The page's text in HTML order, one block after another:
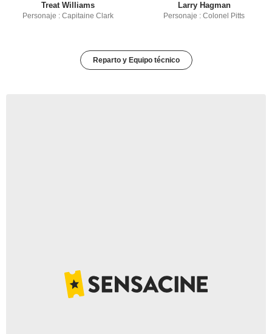
Treat Williams
Personaje : Capitaine Clark
Larry Hagman
Personaje : Colonel Pitts
Reparto y Equipo técnico